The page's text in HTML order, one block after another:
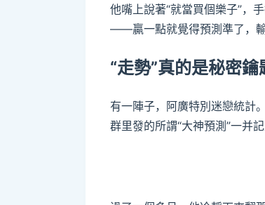
他嘴上說著“就當買個樂子”，
——贏一點就覺得預測準了，
“走勢”真的是秘密鑰
有一陣子，阿廣特別迷戀統計
群里發的所謂“大神預測”一并